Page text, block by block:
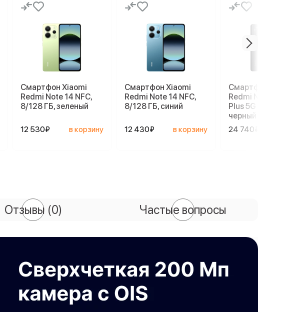
Смартфон Xiaomi
Redmi Note 14 NFC,
8/128 ГБ, зеленый
12 530₽ в корзину
Смартфон Xiaomi
Redmi Note 14 NFC,
8/128 ГБ, синий
12 430₽ в корзину
Смартфон
Redmi Note 14
Plus 5G 8/256 ГБ,
черный
24 740₽
Отзывы (0) Частые вопросы